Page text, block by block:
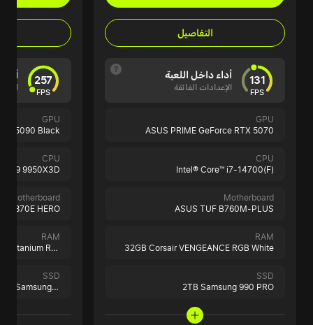
التفاصيل
131
FPS
أداء داخل اللعبة
الإعدادات الفائقة
GPU
ASUS PRIME GeForce RTX 5070
CPU
Intel® Core™ i7-14700(F)
Motherboard
ASUS TUF B760M-PLUS
RAM
32GB Corsair VENGEANCE RGB White
SSD
2TB Samsung 990 PRO
257
FPS
GPU
5090 Black
CPU
9 9950X3D
Motherboard
X870E HERO
RAM
96GB Corsair DOMINATOR Titanium RGB Black
SSD
Samsung 990 PRO